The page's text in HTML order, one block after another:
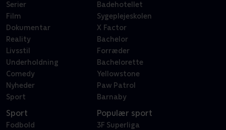
Serier
Film
Dokumentar
Reality
Livsstil
Underholdning
Comedy
Nyheder
Sport
Badehotellet
Sygeplejeskolen
X Factor
Bachelor
Forræder
Bachelorette
Yellowstone
Paw Patrol
Barnaby
Sport
Fodbold
Populær sport
3F Superliga